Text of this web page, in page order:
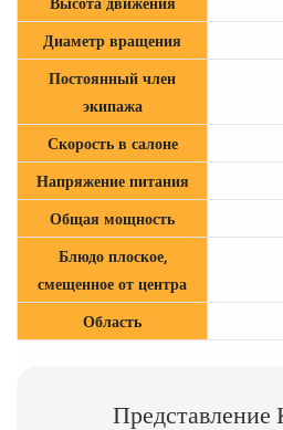
Диаметр вращения
Постоянный член
экипажа
Скорость в салоне
Напряжение питания
Общая мощность
Блюдо плоское,
смещенное от центра
Область